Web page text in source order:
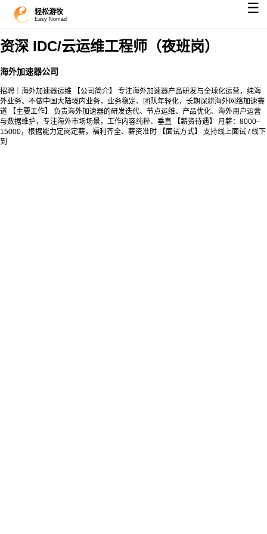
轻松游牧
Easy Nomad
☰
资深 IDC/云运维工程师（夜班岗）
海外加速器公司
招聘｜海外加速器运维 【公司简介】 专注海外加速器产品研发与全球化运营，纯海
外业务、不做中国大陆境内业务，业务稳定、团队年轻化，长期深耕海外网络加速赛
道 【主要工作】 负责海外加速器的研发迭代、节点运维、产品优化、海外用户运营
与数据维护，专注海外市场场景，工作内容纯粹、垂直 【薪资待遇】 月薪：8000–
15000，根据能力定岗定薪，福利齐全、薪资准时 【面试方式】 支持线上面试 / 线下
到